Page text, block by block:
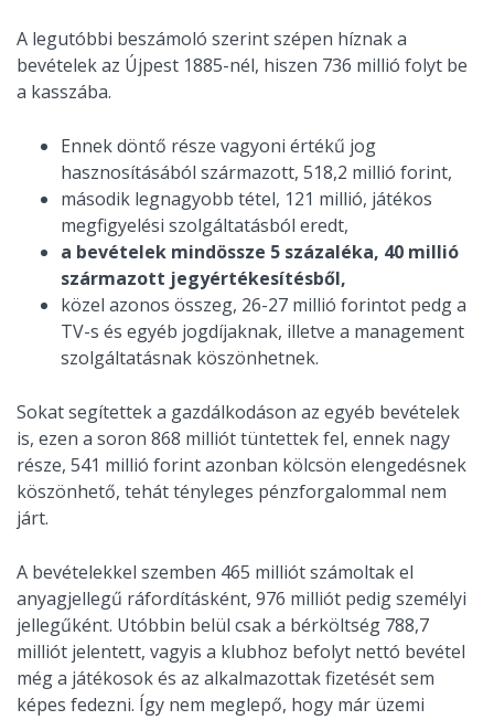
A legutóbbi beszámoló szerint szépen híznak a
bevételek az Újpest 1885-nél, hiszen 736 millió folyt be
a kasszába.
Ennek döntő része vagyoni értékű jog
hasznosításából származott, 518,2 millió forint,
második legnagyobb tétel, 121 millió, játékos
megfigyelési szolgáltatásból eredt,
a bevételek mindössze 5 százaléka, 40 millió
származott jegyértékesítésből,
közel azonos összeg, 26-27 millió forintot pedg a
TV-s és egyéb jogdíjaknak, illetve a management
szolgáltatásnak köszönhetnek.
Sokat segítettek a gazdálkodáson az egyéb bevételek
is, ezen a soron 868 milliót tüntettek fel, ennek nagy
része, 541 millió forint azonban kölcsön elengedésnek
köszönhető, tehát tényleges pénzforgalommal nem
járt.
A bevételekkel szemben 465 milliót számoltak el
anyagjellegű ráfordításként, 976 milliót pedig személyi
jellegűként. Utóbbin belül csak a bérköltség 788,7
milliót jelentett, vagyis a klubhoz befolyt nettó bevétel
még a játékosok és az alkalmazottak fizetését sem
képes fedezni. Így nem meglepő, hogy már üzemi